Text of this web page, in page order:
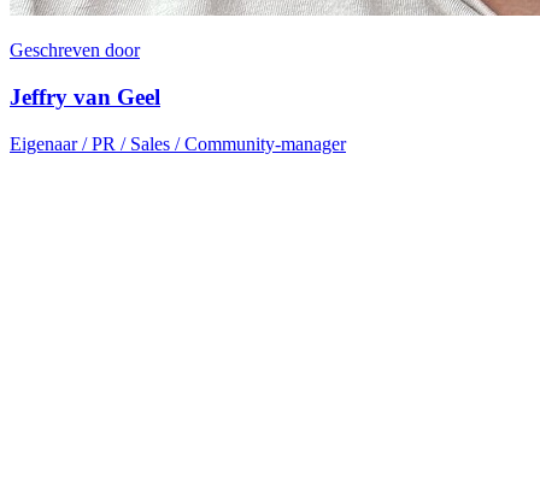
Geschreven door
Jeffry van Geel
Eigenaar / PR / Sales / Community-manager